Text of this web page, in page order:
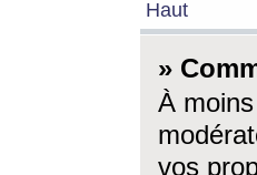
Haut
»
À
vos